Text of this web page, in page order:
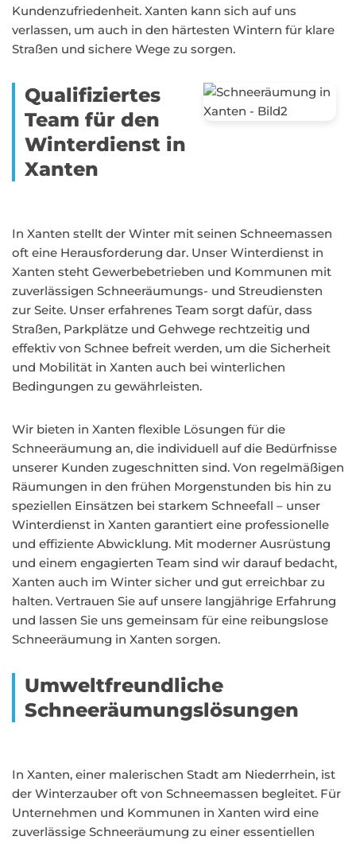
Kundenzufriedenheit. Xanten kann sich auf uns
verlassen, um auch in den härtesten Wintern für klare
Straßen und sichere Wege zu sorgen.
Qualifiziertes
Team für den
Winterdienst in
Xanten
In Xanten stellt der Winter mit seinen Schneemassen
oft eine Herausforderung dar. Unser Winterdienst in
Xanten steht Gewerbebetrieben und Kommunen mit
zuverlässigen Schneeräumungs- und Streudiensten
zur Seite. Unser erfahrenes Team sorgt dafür, dass
Straßen, Parkplätze und Gehwege rechtzeitig und
effektiv von Schnee befreit werden, um die Sicherheit
und Mobilität in Xanten auch bei winterlichen
Bedingungen zu gewährleisten.
Wir bieten in Xanten flexible Lösungen für die
Schneeräumung an, die individuell auf die Bedürfnisse
unserer Kunden zugeschnitten sind. Von regelmäßigen
Räumungen in den frühen Morgenstunden bis hin zu
speziellen Einsätzen bei starkem Schneefall – unser
Winterdienst in Xanten garantiert eine professionelle
und effiziente Abwicklung. Mit moderner Ausrüstung
und einem engagierten Team sind wir darauf bedacht,
Xanten auch im Winter sicher und gut erreichbar zu
halten. Vertrauen Sie auf unsere langjährige Erfahrung
und lassen Sie uns gemeinsam für eine reibungslose
Schneeräumung in Xanten sorgen.
Umweltfreundliche
Schneeräumungslösungen
In Xanten, einer malerischen Stadt am Niederrhein, ist
der Winterzauber oft von Schneemassen begleitet. Für
Unternehmen und Kommunen in Xanten wird eine
zuverlässige Schneeräumung zu einer essentiellen